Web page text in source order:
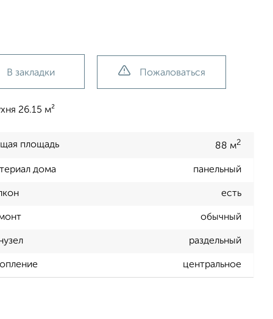
В закладки Пожаловаться
26.15 м²
площадь 88 м2
дома панельный
есть
обычный
раздельный
центральное